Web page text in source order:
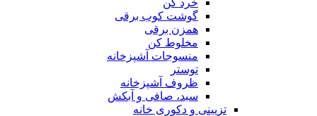
خرد کن
گوشت کوب برقی
همزن برقی
مخلوط کن
منسوجات آشپزخانه
توستر
ظروف آشپزخانه
سبد، صافی و آبکش
تزیینی و دکوری خانه